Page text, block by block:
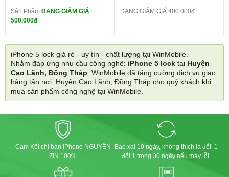
Sản Phẩm ĐANG GIẢM GIÁ
500.000đ
ĐANG GIẢM GIÁ 400.000đ
iPhone 5 lock giá rẻ - uy tín - chất lượng tại WinMobile.
Nhằm đáp ứng nhu cầu công nghệ: iPhone 5 lock tại Huyện
Cao Lãnh, Đồng Tháp. WinMobile đã tăng cường dịch vụ giao
hàng tận nơi: Huyện Cao Lãnh, Đồng Tháp cho quý khách khi
mua sản phẩm công nghệ tại WinMobile.
Cam Kết chỉ bán iPhone NGUYÊN
ZIN 100%
Bao xài 10 ngày, không thích là đổi, 1
đổi 1 trong 30 ngày nếu máy lỗi.